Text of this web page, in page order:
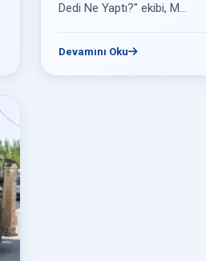
Dedi Ne Yaptı?" ekibi, M...
Devamını Oku